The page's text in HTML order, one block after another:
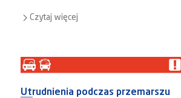
Czytaj więcej
Utrudnienia podczas przemarszu